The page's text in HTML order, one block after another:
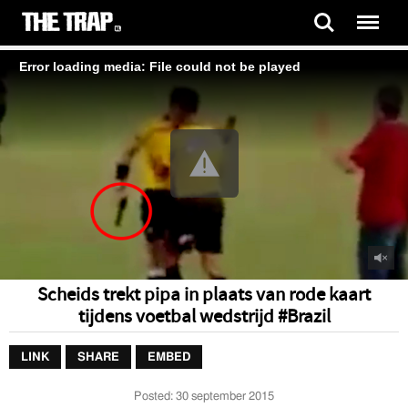
Error loading media: File could not be played
Scheids trekt pipa in plaats van rode kaart
tijdens voetbal wedstrijd #Brazil
LINK SHARE EMBED
Posted: 30 september 2015